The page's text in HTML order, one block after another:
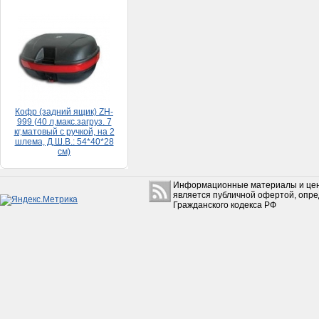
Кофр (задний ящик) ZH-
999 (40 л,макс.загруз. 7
кг,матовый с ручкой, на 2
шлема, Д.Ш.В.: 54*40*28
см)
Информационные материалы и
является публичной офертой,
Гражданского кодекса РФ